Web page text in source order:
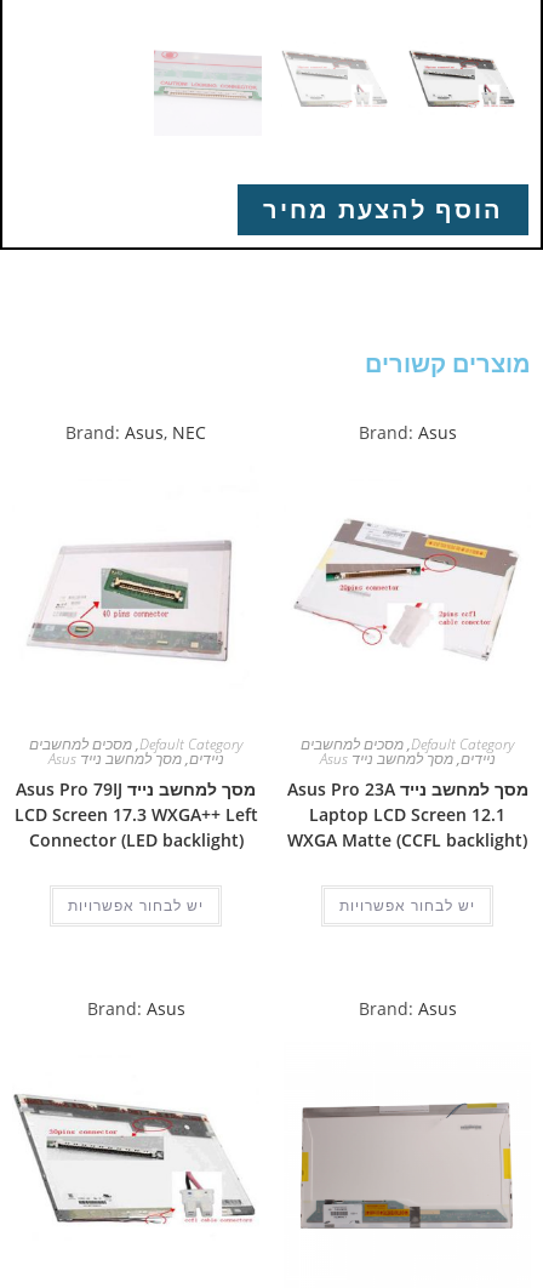
הוסף להצעת מחיר
מוצרים קשורים
Brand: Asus
Default Category
,מסכים למחשבים
ניידים,מסך למחשב נייד Asus
מסך למחשב נייד Asus Pro 23A
Laptop LCD Screen 12.1
WXGA Matte (CCFL backlight)
יש לבחור אפשרויות
Brand: Asus, NEC
Default Category
,מסכים למחשבים
ניידים,מסך למחשב נייד Asus
מסך למחשב נייד Asus Pro 79IJ
LCD Screen 17.3 WXGA++ Left
Connector (LED backlight)
יש לבחור אפשרויות
Brand: Asus
Brand: Asus